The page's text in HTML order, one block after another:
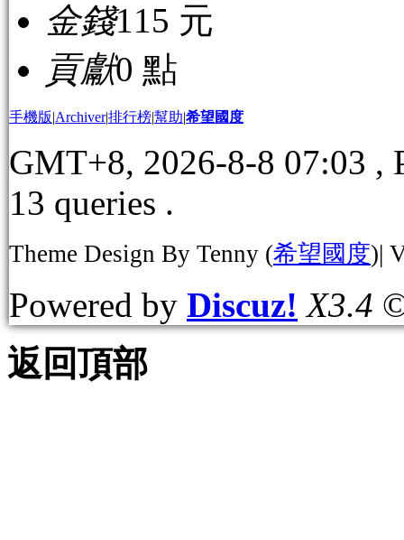
金錢115 元
貢獻0 點
手機版|Archiver|排行榜|幫助|希望國度
GMT+8, 2026-8-8 07:03 ,
13 queries .
Theme Design By Tenny (希望國度)|
Powered by Discuz! X3.4
返回頂部